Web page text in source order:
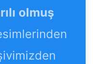
olmuş